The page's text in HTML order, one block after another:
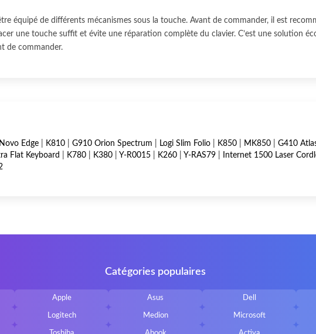
équipé de différents mécanismes sous la touche. Avant de commander, il est
une touche suffit et évite une réparation complète du clavier. C’est une solution
de commander.
Edge K810 |G910 Orion Spectrum Logi Slim Folio K850 MK850 |G410
Flat Keyboard K780 K380 |Y-R0015 K260 |Y-RAS79 Internet 1500 Laser
Catégories populaires
Apple Asus Dell
Logitech Medion Microsoft